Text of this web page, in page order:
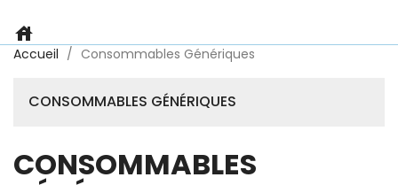
house
Accueil Consommables Génériques
CONSOMMABLES GÉNÉRIQUES
CONSOMMABLES